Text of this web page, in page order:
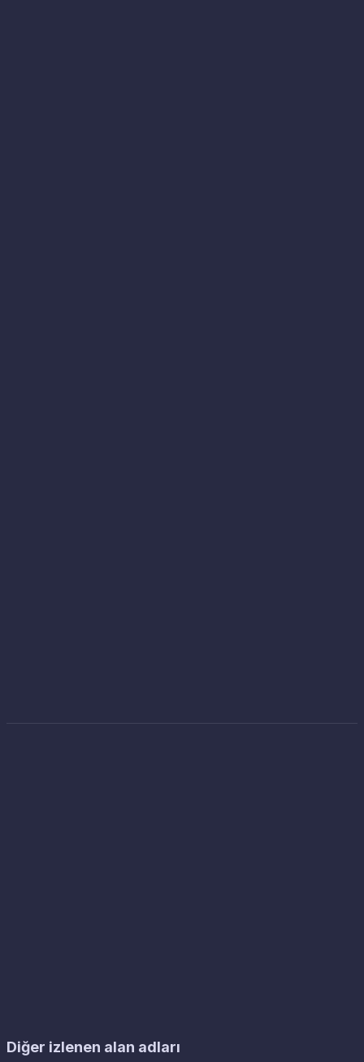
Diğer izlenen alan adları